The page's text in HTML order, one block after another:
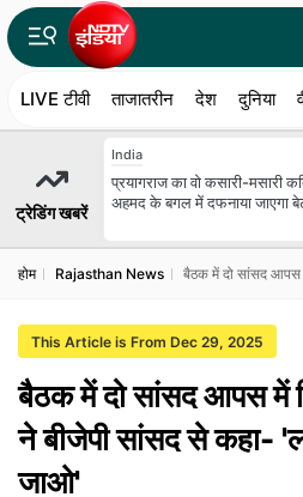
LIVE टीवी ताजातरीन देश दुनिया
ट्रेडिंग खबरें
India
प्रयागराज का वो कसारी-मसारी
अहमद के बगल में दफनाया जाएगा
होम Rajasthan News बैठक में दो सांसद आपस
This Article is From Dec 29, 2025
बैठक में दो सांसद आपस में
ने बीजेपी सांसद से कहा-
जाओ'